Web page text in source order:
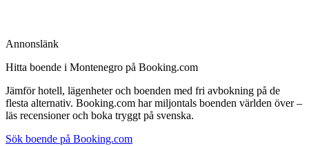
Annonslänk
Hitta boende i Montenegro på Booking.com
Jämför hotell, lägenheter och boenden med fri avbokning på de
flesta alternativ. Booking.com har miljontals boenden världen över –
läs recensioner och boka tryggt på svenska.
Sök boende på Booking.com